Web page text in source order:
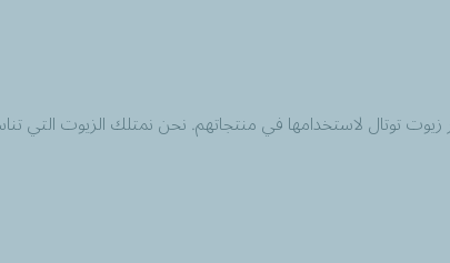
زيوت توتال لاستخدامها في منتجاتهم. نحن نمتلك الزيوت التي